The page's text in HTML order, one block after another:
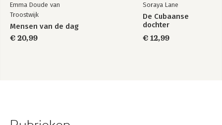
Emma Doude van
Troostwijk
Mensen van de dag
€ 20,99
Soraya Lane
De Cubaanse
dochter
€ 12,99